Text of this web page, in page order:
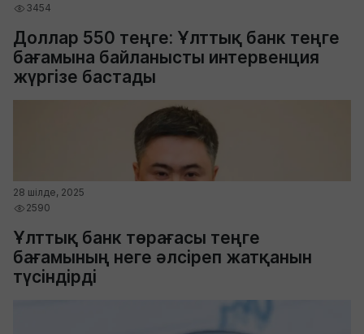
3454
Доллар 550 теңге: Ұлттық банк теңге
бағамына байланысты интервенция
жүргізе бастады
28 шілде, 2025
2590
Ұлттық банк төрағасы теңге
бағамының неге әлсіреп жатқанын
түсіндірді